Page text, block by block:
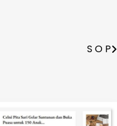
S O P